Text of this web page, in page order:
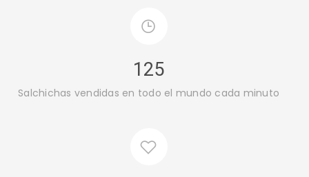
125
Salchichas vendidas en todo el mundo cada minuto